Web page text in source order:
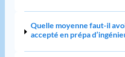
Quelle moyenne faut-il
accepté en prépa